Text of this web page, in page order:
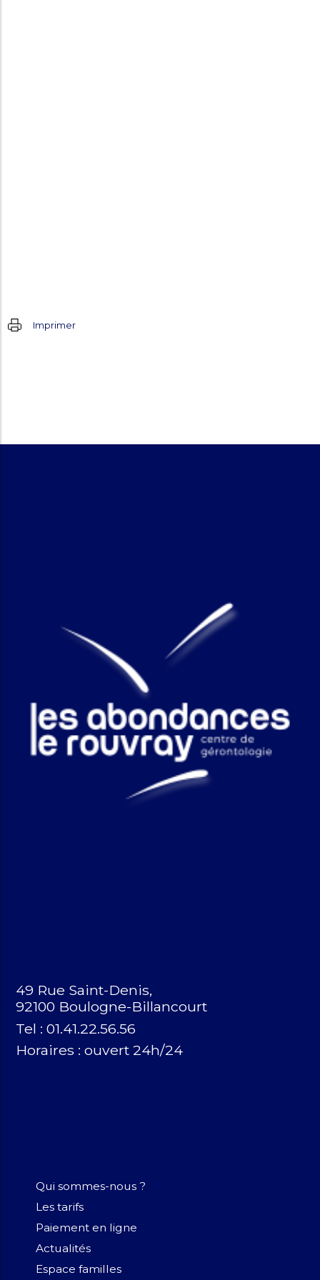
49 Rue Saint-Denis,
92100 Boulogne-Billancourt
Tel : 01.41.22.56.56
Horaires : ouvert 24h/24
Qui sommes-nous ?
Les tarifs
Paiement en ligne
Actualités
Espace familles